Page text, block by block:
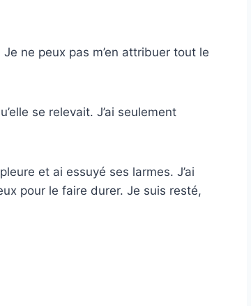
Je ne peux pas m’en attribuer tout le
se relevait. J’ai seulement
et ai essuyé ses larmes. J’ai
pour le faire durer. Je suis resté,